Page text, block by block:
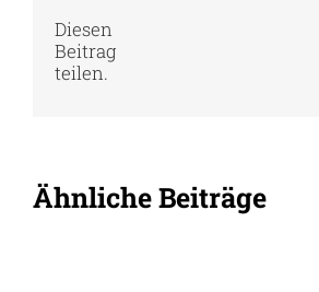
Diesen
Beitrag
teilen.
Ähnliche Beiträge